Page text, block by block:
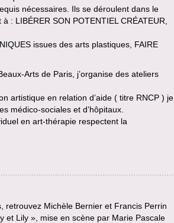
nécessaires. Ils se déroulent dans le
: LIBÉRER SON POTENTIEL CRÉATEUR,
issues des arts plastiques, FAIRE
Arts de Paris, j’organise des ateliers
artistique en relation d’aide ( titre RNCP ) je
médico-sociales et d’hôpitaux.
en art-thérapie respectent la
retrouvez Michèle Bernier et Francis Perrin
et Lily », mise en scène par Marie Pascale